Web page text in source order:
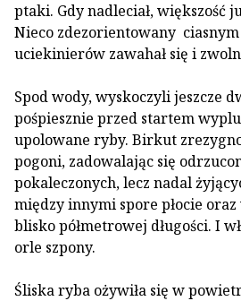
ptaki. Gdy nadleciał, większość
Nieco zdezorientowany
uciekinierów zawahał się i
Spod wody, wyskoczyli jeszcze
pośpiesznie przed startem
upolowane ryby. Birkut
pogoni, zadowalając się
pokaleczonych, lecz nadal
między innymi spore płocie
blisko półmetrowej długości. I
orle szpony.
Śliska ryba ożywiła się w